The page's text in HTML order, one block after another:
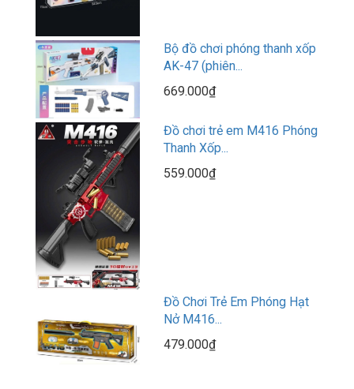
Bộ đồ chơi phóng thanh xốp
AK-47 (phiên...
669.000₫
Đồ chơi trẻ em M416 Phóng
Thanh Xốp...
559.000₫
Đồ Chơi Trẻ Em Phóng Hạt
Nở M416...
479.000₫